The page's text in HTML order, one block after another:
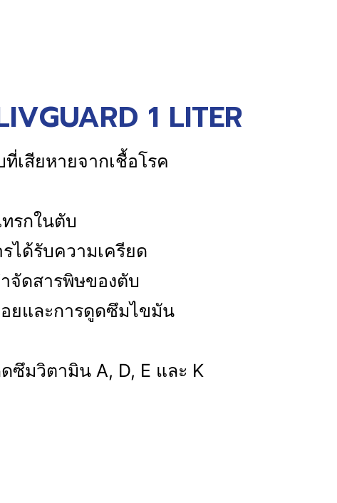
1 LITER
เสียหายจากเชื้อโรค
รกในตับ
ได้รับความเครียด
จัดสารพิษของตับ
ยและการดูดซึมไขมัน
ซึมวิตามิน A, D, E และ K